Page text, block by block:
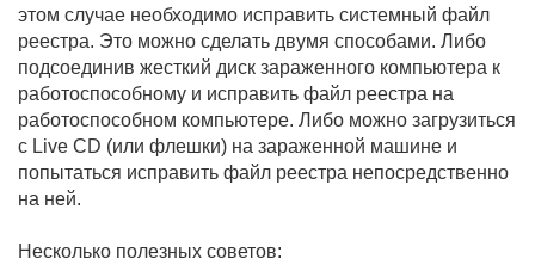
этом случае необходимо исправить системный файл
реестра. Это можно сделать двумя способами. Либо
подсоединив жесткий диск зараженного компьютера к
работоспособному и исправить файл реестра на
работоспособном компьютере. Либо можно загрузиться
с Live CD (или флешки) на зараженной машине и
попытаться исправить файл реестра непосредственно
на ней.
Несколько полезных советов: